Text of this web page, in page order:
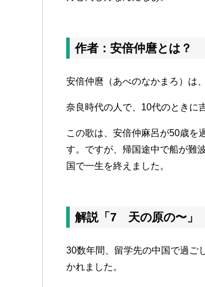
作者：安倍仲麿とは？
安倍仲麿（あべのなかまろ）は
奈良時代の人で、10代のときに
この歌は、安倍仲麻呂が50歳を
す。ですが、帰国途中で船が難
国で一生を終えました。
解説「7 天の原の〜」
30数年間、留学先の中国で過ご
かれました。